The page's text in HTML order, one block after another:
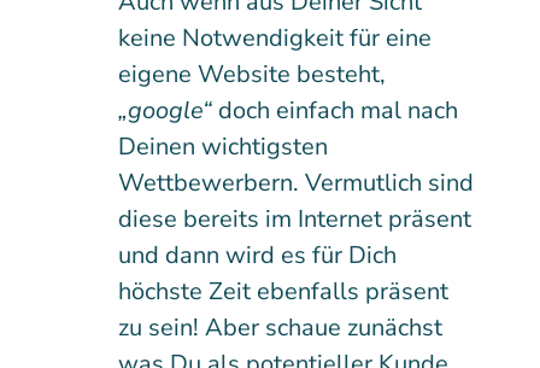
keine Notwendigkeit für eine
eigene Website besteht,
„google“ doch einfach mal nach
Deinen wichtigsten
Wettbewerbern. Vermutlich sind
diese bereits im Internet präsent
und dann wird es für Dich
höchste Zeit ebenfalls präsent
zu sein! Aber schaue zunächst